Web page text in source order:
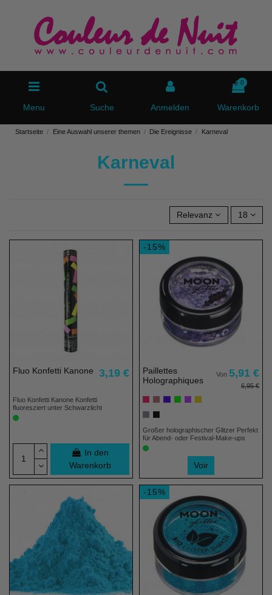
Menu Suche Anmelden
0
Warenkorb
Startseite Eine Auswahl unserer themen Die Ereignisse Karneval
Karneval
Relevanz 18
Fluo Konfetti Kanone 3,19 €
Fluo Konfetti Kanone Konfetti
fluoresziert unter Schwarzlicht
In den
Warenkorb
-15%
Paillettes
Holographiques
Von 5,91 €
6,95 €
Großer holographischer Glitzer Perfekt
für Abend- oder Festival-Make-ups
Voir
-15%